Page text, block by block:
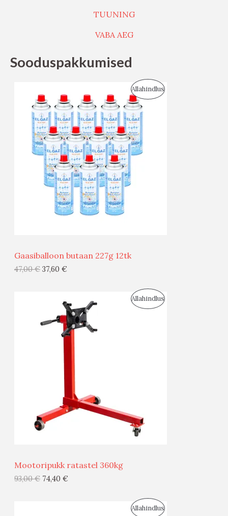
TUUNING
VABA AEG
Sooduspakkumised
AllahindlusS
S
Gaasiballoon butaan 227g 12tk
47,00€ 37,60 €
AllahindlusS
S
Mootoripukk ratastel 360kg
93,00€ 74,40 €
AllahindlusS